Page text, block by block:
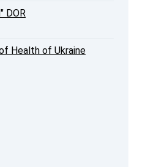
DOR
Health of Ukraine